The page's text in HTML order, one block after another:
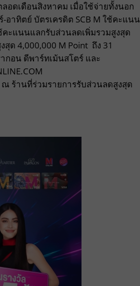
ดเดือนสิงหาคม เมื่อใช้จ่ายทั้งนอก
อาทิตย์ บัตรเครดิต SCB M ใช้คะแนน
คะแนนแลกรับส่วนลดเพิ่มรวมสูงสุด
ด 4,000,000 M Point ถึง 31
กอน ดีพาร์ทเม้นสโตร์ และ
ณ ร้านที่ร่วมรายการรับส่วนลดสูงสุด